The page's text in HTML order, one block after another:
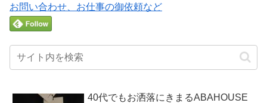
お問い合わせ、お仕事の御依頼など
40代でもお洒落にきまるABAHOUSE